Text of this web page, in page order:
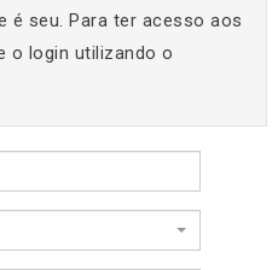
é seu. Para ter acesso aos
o login utilizando o